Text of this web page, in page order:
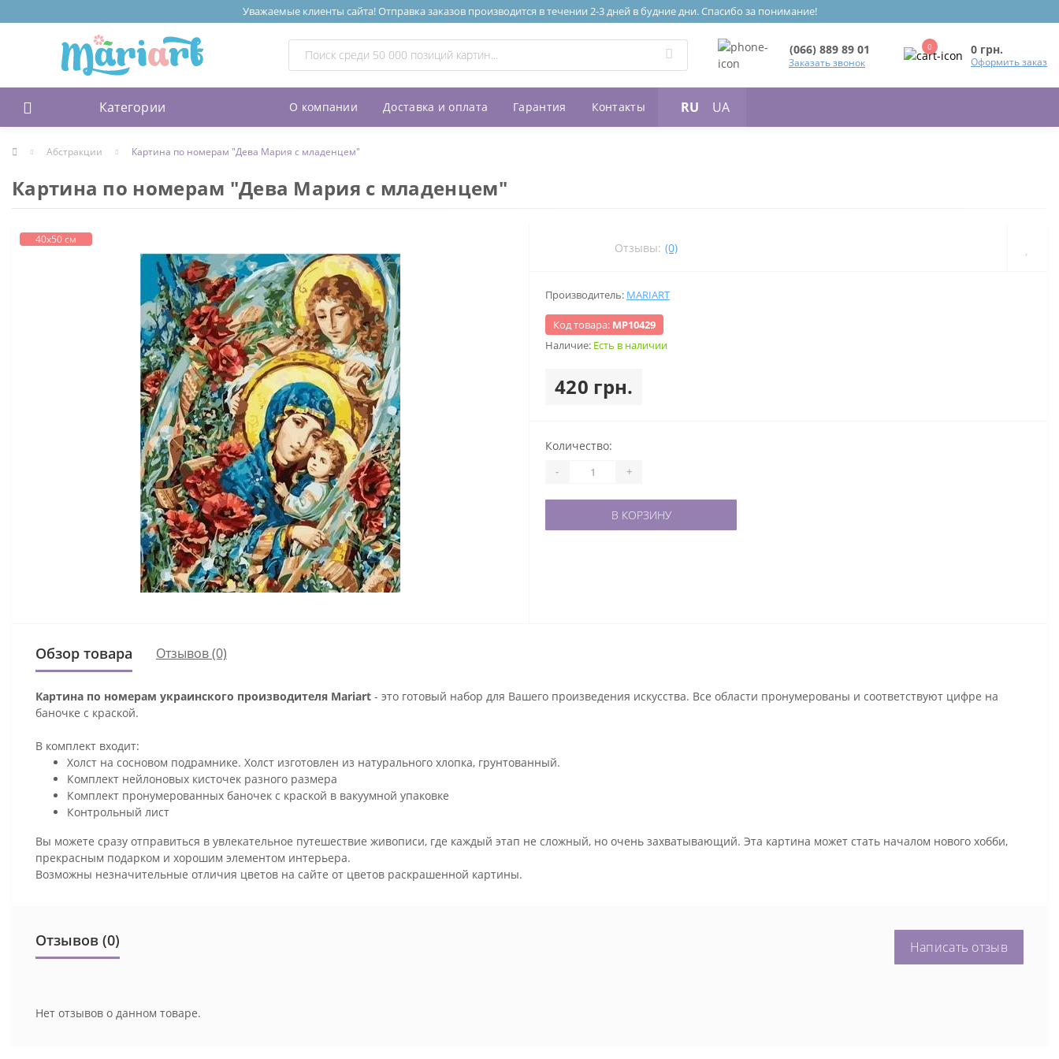
Уважаемые клиенты сайта! Отправка заказов производится в течении 2-3 дней в будние дни. Спасибо за понимание!
(066) 889 89 01
Заказать звонок
0 0 грн.
Оформить заказ
Категории О компании Доставка и оплата Гарантия Контакты RU UA
Абстракции Картина по номерам "Дева Мария с младенцем"
Картина по номерам "Дева Мария с младенцем"
40х50 см
Отзывы: (0)
Производитель: MARIART
Код товара: МР10429
Наличие: Есть в наличии
420 грн.
Количество:
- +
В КОРЗИНУ
Обзор товара Отзывов (0)
Картина по номерам украинского производителя Mariart - это готовый набор для Вашего произведения искусства. Все области пронумерованы и соответствуют цифре на
баночке с краской.
В комплект входит:
Холст на сосновом подрамнике. Холст изготовлен из натурального хлопка, грунтованный.
Комплект нейлоновых кисточек разного размера
Комплект пронумерованных баночек с краской в вакуумной упаковке
Контрольный лист
Вы можете сразу отправиться в увлекательное путешествие живописи, где каждый этап не сложный, но очень захватывающий. Эта картина может стать началом нового хобби,
прекрасным подарком и хорошим элементом интерьера.
Возможны незначительные отличия цветов на сайте от цветов раскрашенной картины.
Отзывов (0) Написать отзыв
Нет отзывов о данном товаре.